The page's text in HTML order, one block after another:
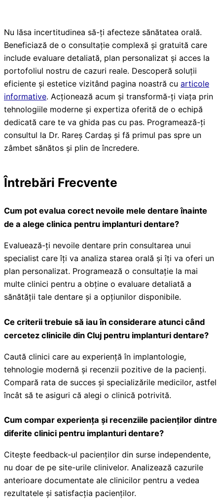
Nu lăsa incertitudinea să-ți afecteze sănătatea orală.
Beneficiază de o consultație complexă și gratuită care
include evaluare detaliată, plan personalizat și acces la
portofoliul nostru de cazuri reale. Descoperă soluții
eficiente și estetice vizitând pagina noastră cu articole
informative. Acționează acum și transformă-ți viața prin
tehnologiile moderne și expertiza oferită de o echipă
dedicată care te va ghida pas cu pas. Programează-ți
consultul la Dr. Rareș Cardaș și fă primul pas spre un
zâmbet sănătos și plin de încredere.
Întrebări Frecvente
Cum pot evalua corect nevoile mele dentare înainte
de a alege clinica pentru implanturi dentare?
Evaluează-ți nevoile dentare prin consultarea unui
specialist care îți va analiza starea orală și îți va oferi un
plan personalizat. Programează o consultație la mai
multe clinici pentru a obține o evaluare detaliată a
sănătății tale dentare și a opțiunilor disponibile.
Ce criterii trebuie să iau în considerare atunci când
cercetez clinicile din Cluj pentru implanturi dentare?
Caută clinici care au experiență în implantologie,
tehnologie modernă și recenzii pozitive de la pacienți.
Compară rata de succes și specializările medicilor, astfel
încât să te asiguri că alegi o clinică potrivită.
Cum compar experiența și recenziile pacienților dintre
diferite clinici pentru implanturi dentare?
Citește feedback-ul pacienților din surse independente,
nu doar de pe site-urile clinivelor. Analizează cazurile
anterioare documentate ale clinicilor pentru a vedea
rezultatele și satisfacția pacienților.